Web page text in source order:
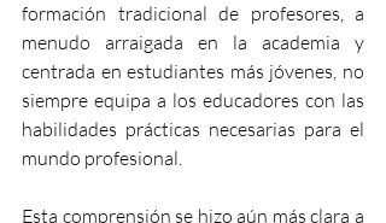
formación tradicional de profesores, a
menudo arraigada en la academia y
centrada en estudiantes más jóvenes, no
siempre equipa a los educadores con las
habilidades prácticas necesarias para el
mundo profesional.
Esta comprensión se hizo aún más clara a